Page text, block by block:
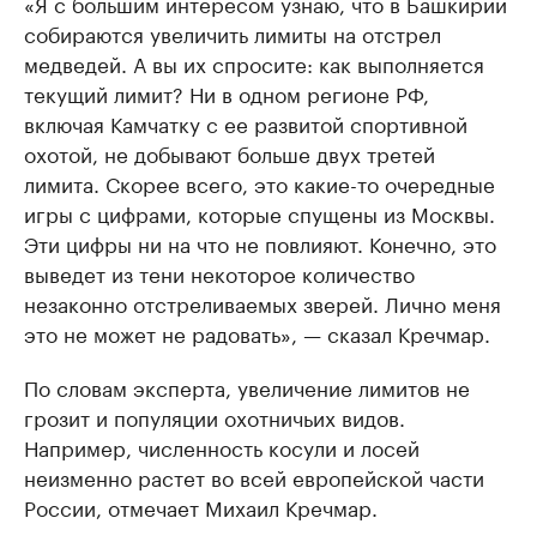
собираются увеличить лимиты на отстрел
медведей. А вы их спросите: как выполняется
текущий лимит? Ни в одном регионе РФ,
включая Камчатку с ее развитой спортивной
охотой, не добывают больше двух третей
лимита. Скорее всего, это какие-то очередные
игры с цифрами, которые спущены из Москвы.
Эти цифры ни на что не повлияют. Конечно, это
выведет из тени некоторое количество
незаконно отстреливаемых зверей. Лично меня
это не может не радовать», — сказал Кречмар.
По словам эксперта, увеличение лимитов не
грозит и популяции охотничьих видов.
Например, численность косули и лосей
неизменно растет во всей европейской части
России, отмечает Михаил Кречмар.